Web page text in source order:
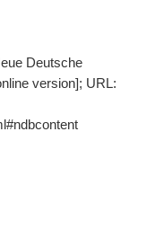
Deutsche
version]; URL: